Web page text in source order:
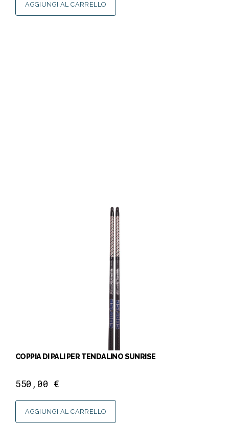
AGGIUNGI AL CARRELLO
COPPIA DI PALI PER TENDALINO SUNRISE
550,00 €
AGGIUNGI AL CARRELLO